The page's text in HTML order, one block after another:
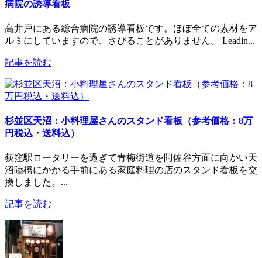
病院の誘導看板
高井戸にある総合病院の誘導看板です。ほぼ全ての素材をア
ルミにしていますので、さびることがありません。 Leadin...
記事を読む
杉並区天沼：小料理屋さんのスタンド看板（参考価格：8万
円税込・送料込）
荻窪駅ロータリーを過ぎて青梅街道を阿佐谷方面に向かい天
沼陸橋にかかる手前にある家庭料理の店のスタンド看板を交
換しました。...
記事を読む